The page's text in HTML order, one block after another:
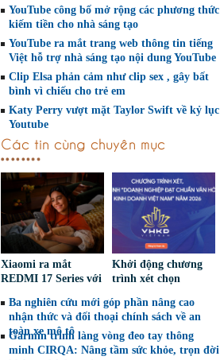
YouTube công bố mở rộng các phương thức
kiếm tiền cho nhà sáng tạo
YouTube ra mắt trang web thông tin tiếng
Việt hỗ trợ nhà sáng tạo nội dung YouTube
Clip Elsa phản cảm như clip sex , gây bất
bình vì chiếu cho trẻ em
Katy Perry vượt mặt Taylor Swift về kỷ lục
Youtube
Các tin cùng chuyên mục
Xiaomi ra mắt
REDMI 17 Series với
kế trẻ trung, giá từ
5,5 triệu đồng
Khởi động chương
trình xét chọn
chuẩn Văn hóa Kinh
doanh Việt Nam’
năm 2026
Ba nghiên cứu mới góp phần nâng cao
nhận thức và đối thoại chính sách về an
toàn xe mô tô
Garmin trình làng vòng đeo tay thông
minh CIRQA: Nâng tầm sức khỏe, trọn đời